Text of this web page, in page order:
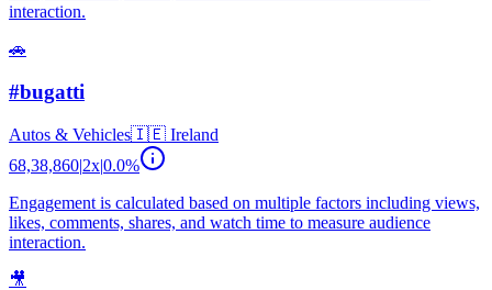
interaction.
🚗
#bugatti
Autos & Vehicles🇮🇪 Ireland
68,38,860|2x|0.0%
Engagement is calculated based on multiple factors including views,
likes, comments, shares, and watch time to measure audience
interaction.
🎥